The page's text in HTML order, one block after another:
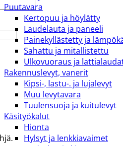
Puutavara
Kertopuu ja höylätty
Laudelauta ja paneeli
Painekyllästetty ja
Sahattu ja mitallistettu
Ulkovuoraus ja
Rakennuslevyt, vanerit
Kipsi-, lastu-. ja lujalevyt
Muu levytavara
Tuulensuoja ja kuitulevyt
Käsityökalut
Hionta
Hylsyt ja lenkkiavaimet